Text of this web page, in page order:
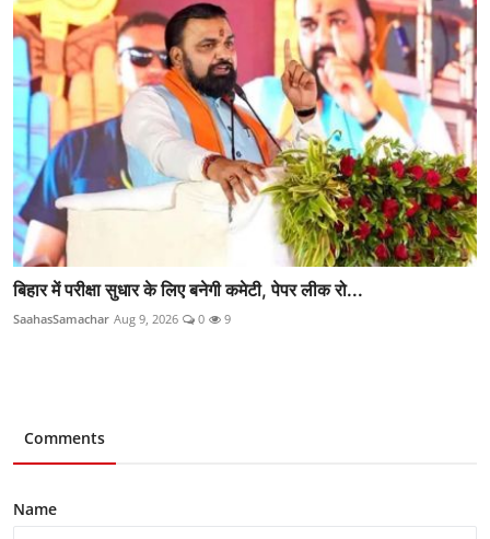
बिहार में परीक्षा सुधार के लिए बनेगी कमेटी, पेपर लीक रो...
SaahasSamachar Aug 9, 2026 0 9
Comments
Name